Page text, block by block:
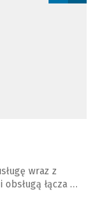
wraz z
łącza …